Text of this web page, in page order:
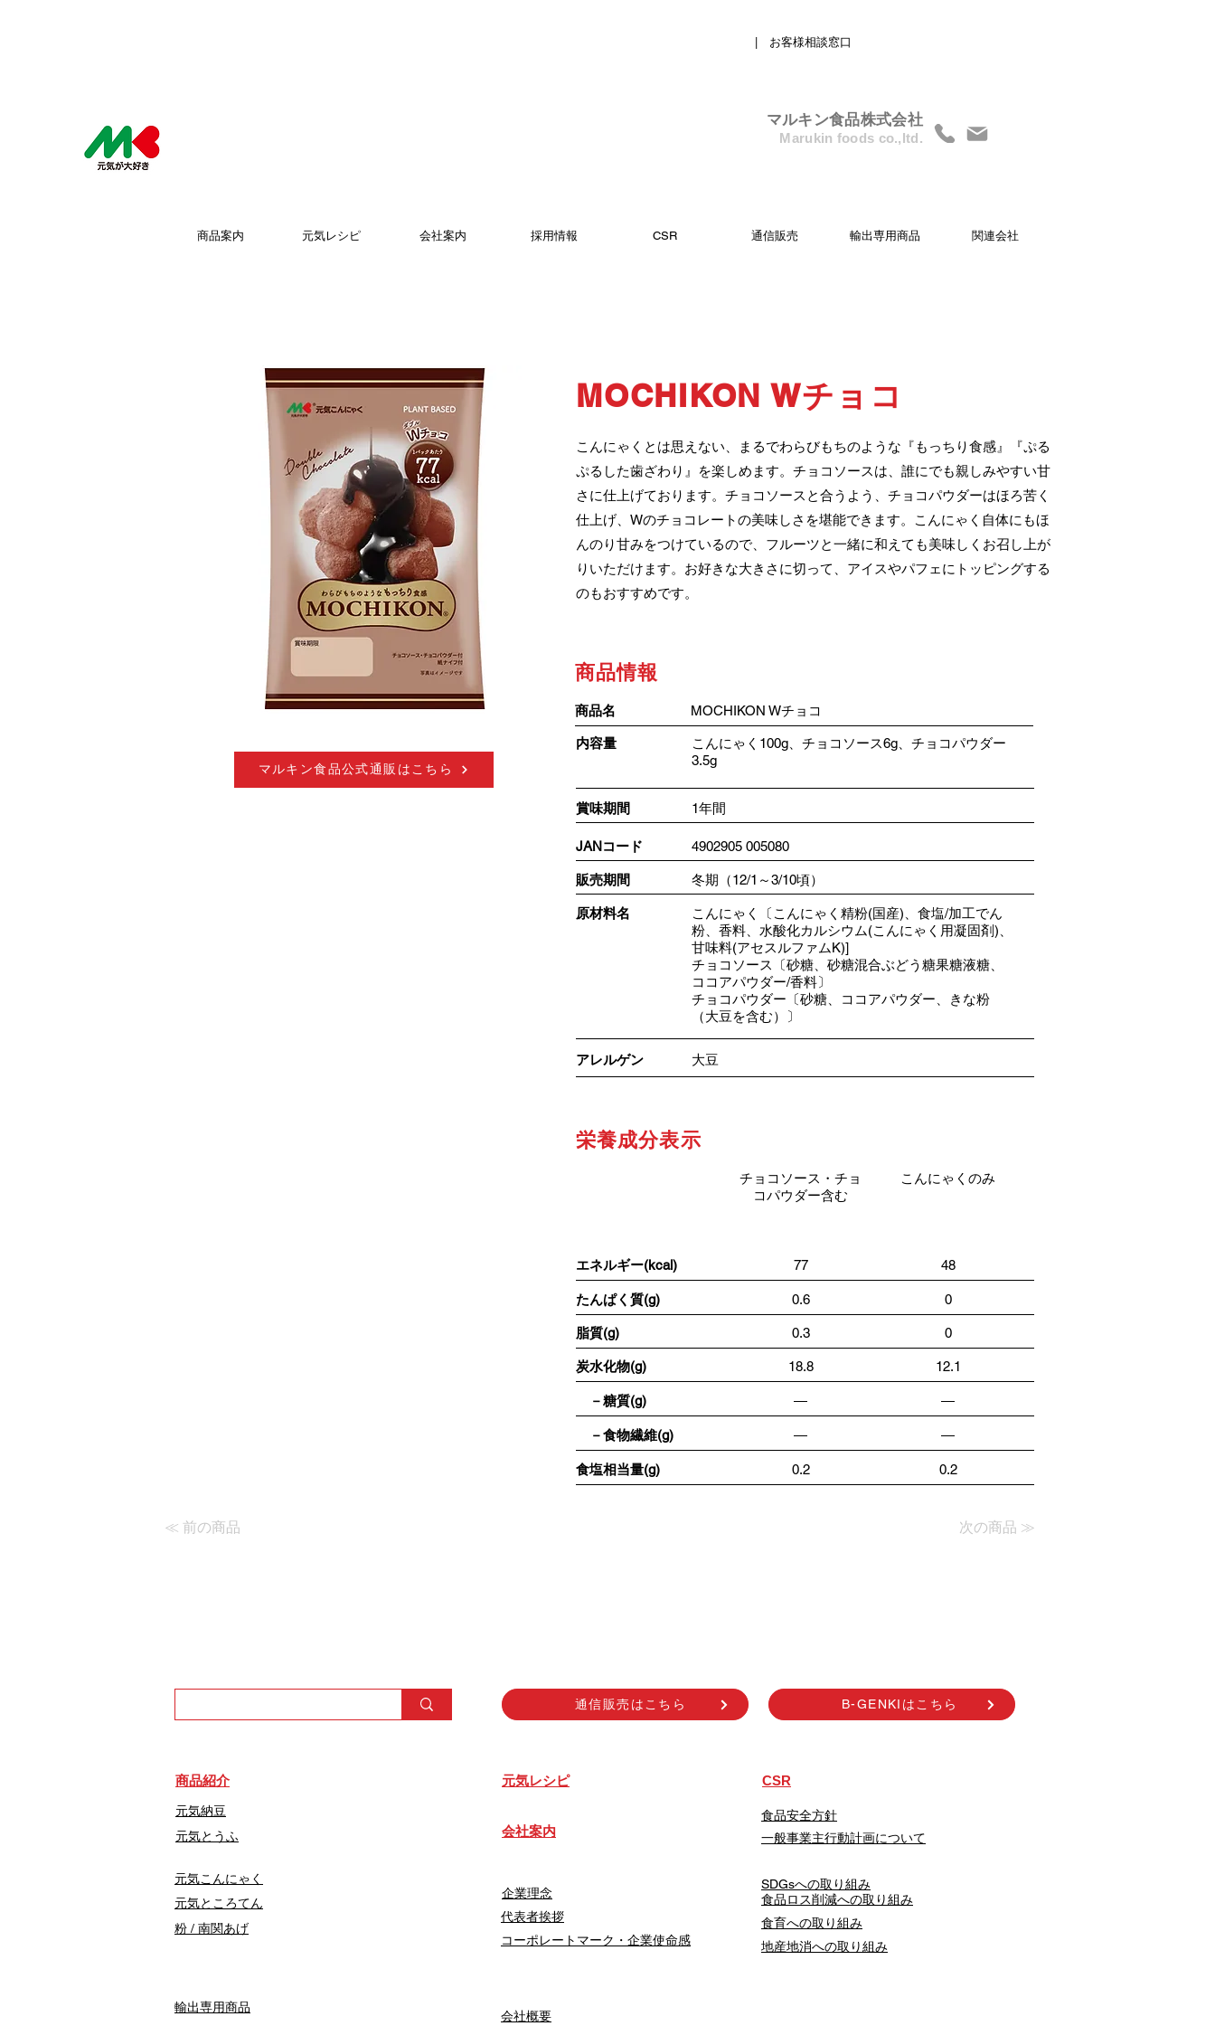
| お客様相談窓口
​マルキン食品株式会社
Marukin foods co.,ltd.
商品案内 元気レシピ 会社案内 採用情報 CSR 通信販売 輸出専用商品 関連会社
マルキン食品公式通販はこちら
MOCHIKON Wチョコ
こんにゃくとは思えない、まるでわらびもちのような『もっちり食感』『ぷる
ぷるした歯ざわり』を楽しめます。チョコソースは、誰にでも親しみやすい甘
さに仕上げております。チョコソースと合うよう、チョコパウダーはほろ苦く
仕上げ、Wのチョコレートの美味しさを堪能できます。こんにゃく自体にもほ
んのり甘みをつけているので、フルーツと一緒に和えても美味しくお召し上が
りいただけます。お好きな大きさに切って、アイスやパフェにトッピングする
のもおすすめです。
​商品情報
​商品名 MOCHIKON Wチョコ
​内容量
こんにゃく100g、チョコソース6g、チョコパウダー
3.5g
賞味期間 1年間
JANコード 4902905 005080
​販売期間 冬期（12/1～3/10頃）
​原材料名
こんにゃく〔こんにゃく精粉(国産)、食塩/加工でん
粉、香料、水酸化カルシウム(こんにゃく用凝固剤)、
甘味料(アセスルファムK)]
チョコソース〔砂糖、砂糖混合ぶどう糖果糖液糖、
ココアパウダー/香料〕
チョコパウダー〔砂糖、ココアパウダー、きな粉
（大豆を含む）〕
アレルゲン 大豆
栄養成分表示
チョコソース・チョ
コパウダー含む
こんにゃくのみ
エネルギー(kcal) 77 48
たんぱく質(g) 0.6 0
脂質(g) 0.3 0
炭水化物(g) 18.8 12.1
－糖質(g) ― ―
－食物繊維(g) ― ―
食塩相当量(g) 0.2 0.2
≪ 前の商品 次の商品 ≫
通信販売はこちら B-GENKIはこちら
商品紹介
元気納豆
元気とうふ
​元気レシピ CSR
会社案内
食品安全方針
一般事業主行動計画について
元気こんにゃく
元気ところてん
​粉 / 南関あげ
企業理念
代表者挨拶
コーポレートマーク・企業使命感
SDGsへの取り組み
食品ロス削減への取り組み
食育への取り組み
地産地消への取り組み
輸出専用商品
会社概要